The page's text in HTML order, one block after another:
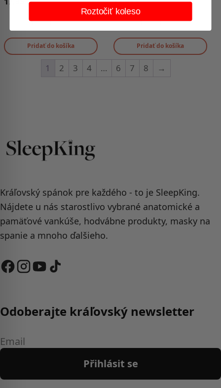
+
Pridať do košíka
- +
Pridať do košíka
1 2 3 4 … 6 7 8 →
Kráľovský spánok pre každého - to je SleepKing.
Nájdete u nás starostlivo vybrané anatomické a
pamäťové vankúše, hodvábne produkty, masky na
spanie a mnoho ďalšieho.
Odoberajte kráľovský newsletter
Email
Přihlásit se
Roztočiť koleso